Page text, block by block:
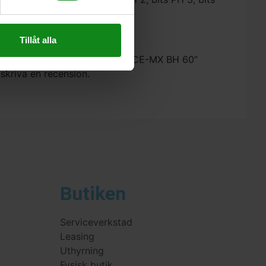
Tillåt alla
Bitssortiment SYS3 XXS CE-MX BH 60”
en recension.
Butiken
Serviceverkstad
Leasing
Uthyrning